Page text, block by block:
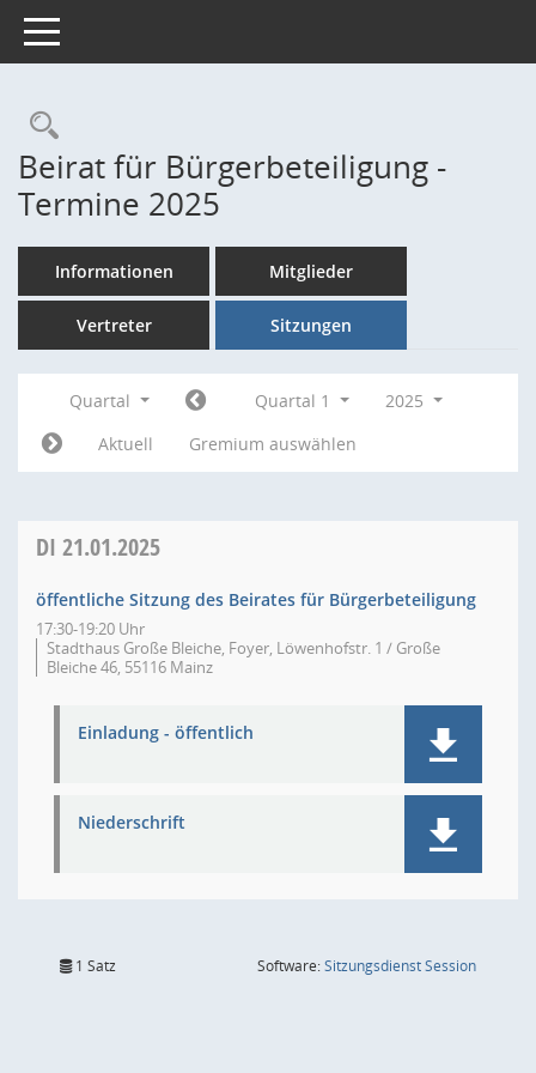
Toggle navigation
Rechercheauswahl
Beirat für Bürgerbeteiligung -
Termine 2025
Informationen Mitglieder
Vertreter Sitzungen
Quartal Quartal 1
2025
Aktuell
Gremium auswählen
DI 21.01.2025
öffentliche Sitzung des Beirates für Bürgerbeteiligung
17:30-19:20 Uhr
Stadthaus Große Bleiche, Foyer, Löwenhofstr. 1 / Große
Bleiche 46, 55116 Mainz
Einladung - öffentlich
Niederschrift
1 Satz Software:SitzungsdienstSession(Wird in